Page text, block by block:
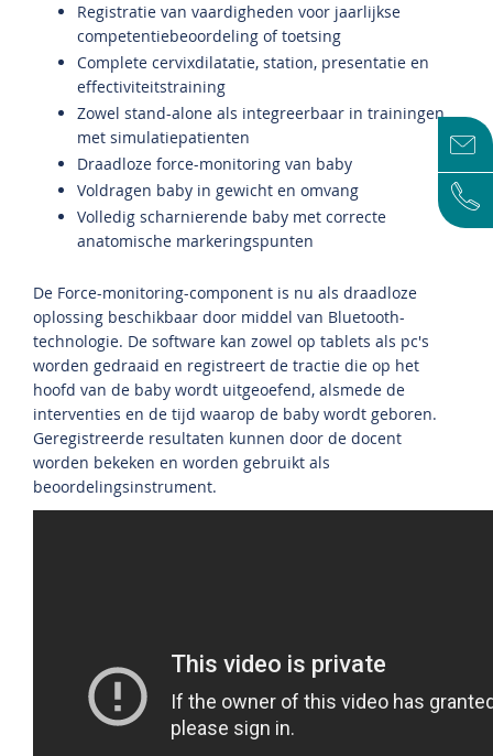
Registratie van vaardigheden voor jaarlijkse
competentiebeoordeling of toetsing
Complete cervixdilatatie, station, presentatie en
effectiviteitstraining
Zowel stand-alone als integreerbaar in trainingen
met simulatiepatienten
Draadloze force-monitoring van baby
Voldragen baby in gewicht en omvang
Volledig scharnierende baby met correcte
anatomische markeringspunten
De Force-monitoring-component is nu als draadloze
oplossing beschikbaar door middel van Bluetooth-
technologie. De software kan zowel op tablets als pc's
worden gedraaid en registreert de tractie die op het
hoofd van de baby wordt uitgeoefend, alsmede de
interventies en de tijd waarop de baby wordt geboren.
Geregistreerde resultaten kunnen door de docent
worden bekeken en worden gebruikt als
beoordelingsinstrument.